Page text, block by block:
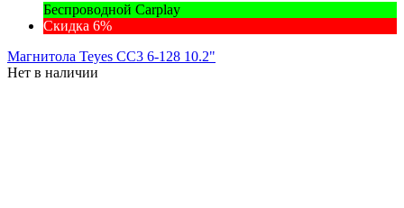
Беспроводной Carplay
Скидка 6%
Магнитола Teyes CC3 6-128 10.2"
Нет в наличии